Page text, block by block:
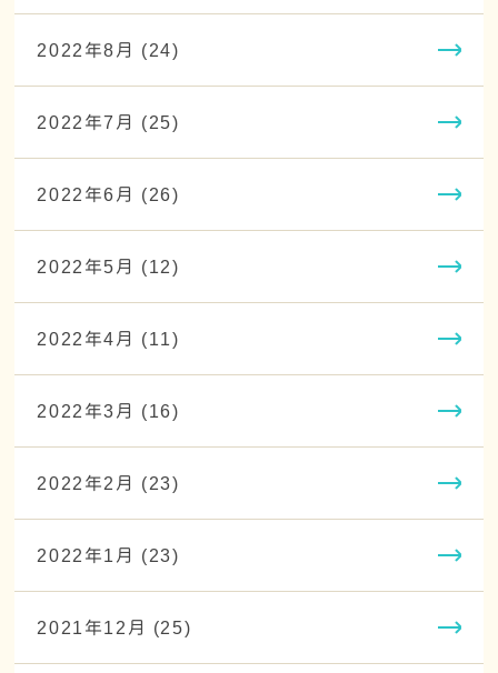
2022年8月 (24)
2022年7月 (25)
2022年6月 (26)
2022年5月 (12)
2022年4月 (11)
2022年3月 (16)
2022年2月 (23)
2022年1月 (23)
2021年12月 (25)